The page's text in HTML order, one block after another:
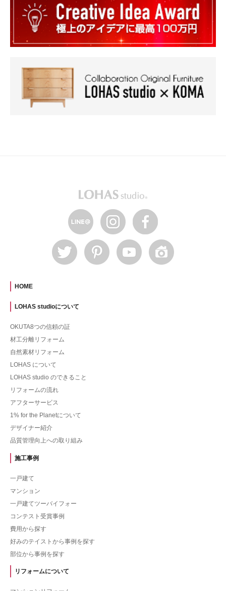
HOME
LOHAS studioについて
OKUTA8つの信頼の証
材工分離リフォーム
自然素材リフォーム
LOHAS について
LOHAS studio のできること
リフォームの流れ
アフターサービス
1% for the Planetについて
デザイナー紹介
品質管理向上への取り組み
施工事例
一戸建て
マンション
一戸建てツーバイフォー
コンテスト受賞事例
費用から探す
好みのテイストから事例を探す
部位から事例を探す
リフォームについて